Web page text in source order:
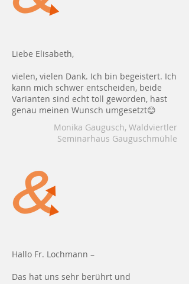
Liebe Elisabeth,
vielen, vielen Dank. Ich bin begeistert. Ich
kann mich schwer entscheiden, beide
Varianten sind echt toll geworden, hast
genau meinen Wunsch umgesetzt😊
Monika Gaugusch, Waldviertler
Seminarhaus Gauguschmühle
Hallo Fr. Lochmann –
Das hat uns sehr berührt und